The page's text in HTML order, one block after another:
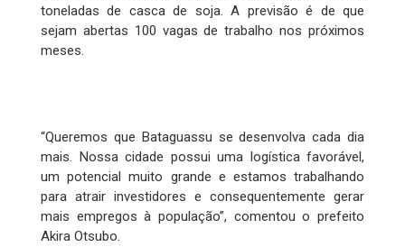
toneladas de casca de soja. A previsão é de que
sejam abertas 100 vagas de trabalho nos próximos
meses.
“Queremos que Bataguassu se desenvolva cada dia
mais. Nossa cidade possui uma logística favorável,
um potencial muito grande e estamos trabalhando
para atrair investidores e consequentemente gerar
mais empregos à população”, comentou o prefeito
Akira Otsubo.